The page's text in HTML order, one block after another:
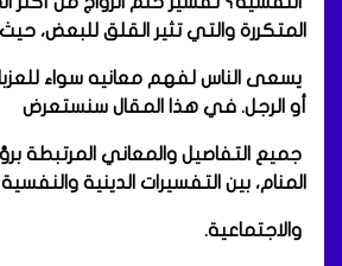
المتكررة والتي تثير القلق للبعض، حيث
يسعى الناس لفهم معانيه سواء
أو الرجل. في هذا المقال سنستعرض
جميع التفاصيل والمعاني المرتبطة
المنام، بين التفسيرات الدينية والنفسية
والاجتماعية.